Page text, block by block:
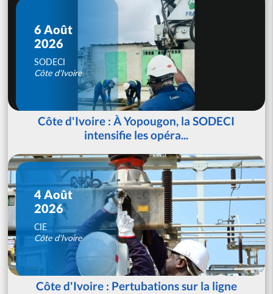
6 Août
2026
SODECI
Côte d'Ivoire
Côte d'Ivoire : À Yopougon, la SODECI
intensifie les opéra...
4 Août
2026
CIE
Côte d'Ivoire
Côte d'Ivoire : Pertubations sur la ligne